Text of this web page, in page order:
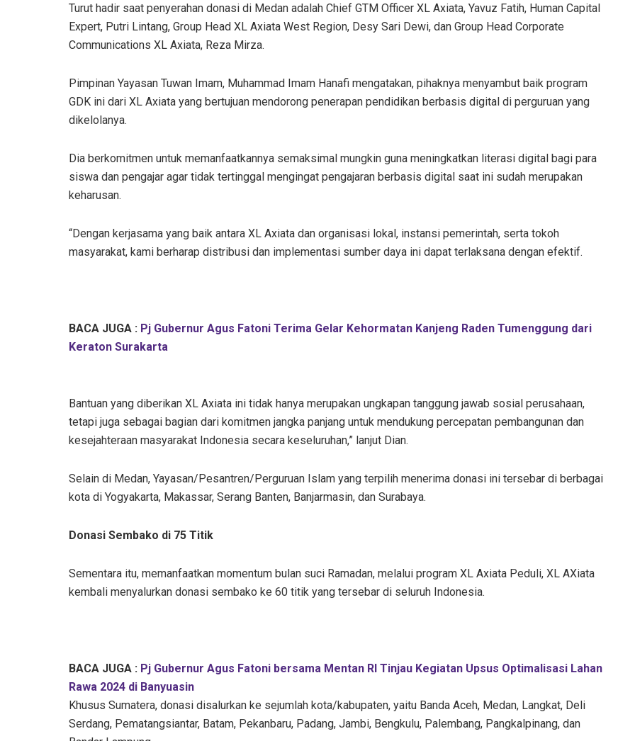
Turut hadir saat penyerahan donasi di Medan adalah Chief GTM Officer XL Axiata, Yavuz Fatih, Human Capital
Expert, Putri Lintang, Group Head XL Axiata West Region, Desy Sari Dewi, dan Group Head Corporate
Communications XL Axiata, Reza Mirza.
Pimpinan Yayasan Tuwan Imam, Muhammad Imam Hanafi mengatakan, pihaknya menyambut baik program
GDK ini dari XL Axiata yang bertujuan mendorong penerapan pendidikan berbasis digital di perguruan yang
dikelolanya.
Dia berkomitmen untuk memanfaatkannya semaksimal mungkin guna meningkatkan literasi digital bagi para
siswa dan pengajar agar tidak tertinggal mengingat pengajaran berbasis digital saat ini sudah merupakan
keharusan.
“Dengan kerjasama yang baik antara XL Axiata dan organisasi lokal, instansi pemerintah, serta tokoh
masyarakat, kami berharap distribusi dan implementasi sumber daya ini dapat terlaksana dengan efektif.
BACA JUGA : Pj Gubernur Agus Fatoni Terima Gelar Kehormatan Kanjeng Raden Tumenggung dari
Keraton Surakarta
Bantuan yang diberikan XL Axiata ini tidak hanya merupakan ungkapan tanggung jawab sosial perusahaan,
tetapi juga sebagai bagian dari komitmen jangka panjang untuk mendukung percepatan pembangunan dan
kesejahteraan masyarakat Indonesia secara keseluruhan,” lanjut Dian.
Selain di Medan, Yayasan/Pesantren/Perguruan Islam yang terpilih menerima donasi ini tersebar di berbagai
kota di Yogyakarta, Makassar, Serang Banten, Banjarmasin, dan Surabaya.
Donasi Sembako di 75 Titik
Sementara itu, memanfaatkan momentum bulan suci Ramadan, melalui program XL Axiata Peduli, XL AXiata
kembali menyalurkan donasi sembako ke 60 titik yang tersebar di seluruh Indonesia.
BACA JUGA : Pj Gubernur Agus Fatoni bersama Mentan RI Tinjau Kegiatan Upsus Optimalisasi Lahan
Rawa 2024 di Banyuasin
Khusus Sumatera, donasi disalurkan ke sejumlah kota/kabupaten, yaitu Banda Aceh, Medan, Langkat, Deli
Serdang, Pematangsiantar, Batam, Pekanbaru, Padang, Jambi, Bengkulu, Palembang, Pangkalpinang, dan